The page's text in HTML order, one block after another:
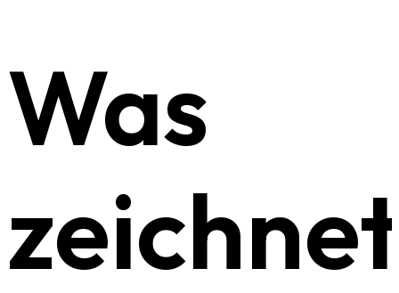
Was
zeichnet